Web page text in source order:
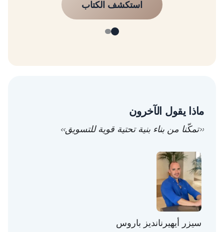
ماذا يقول الآخرون
«تمكّنا من بناء بنية تحتية قوية للتسويق»
سيزر أيهيرنانديز باروس